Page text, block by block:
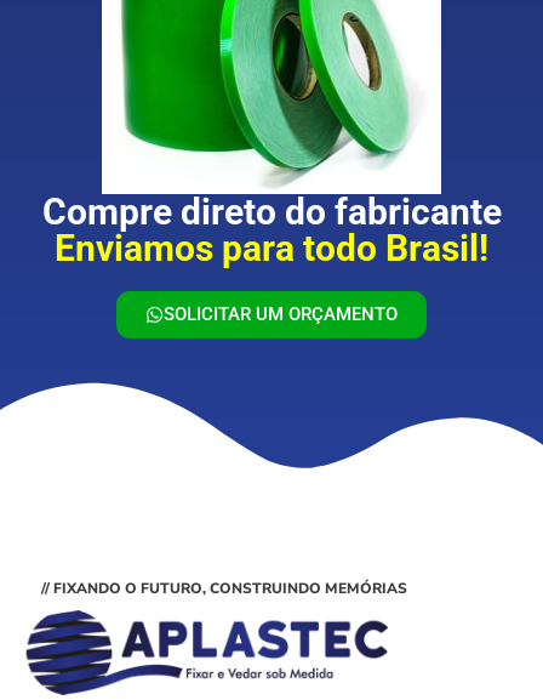
Compre direto do fabricante
Enviamos para todo Brasil!
SOLICITAR UM ORÇAMENTO
// FIXANDO O FUTURO, CONSTRUINDO MEMÓRIAS